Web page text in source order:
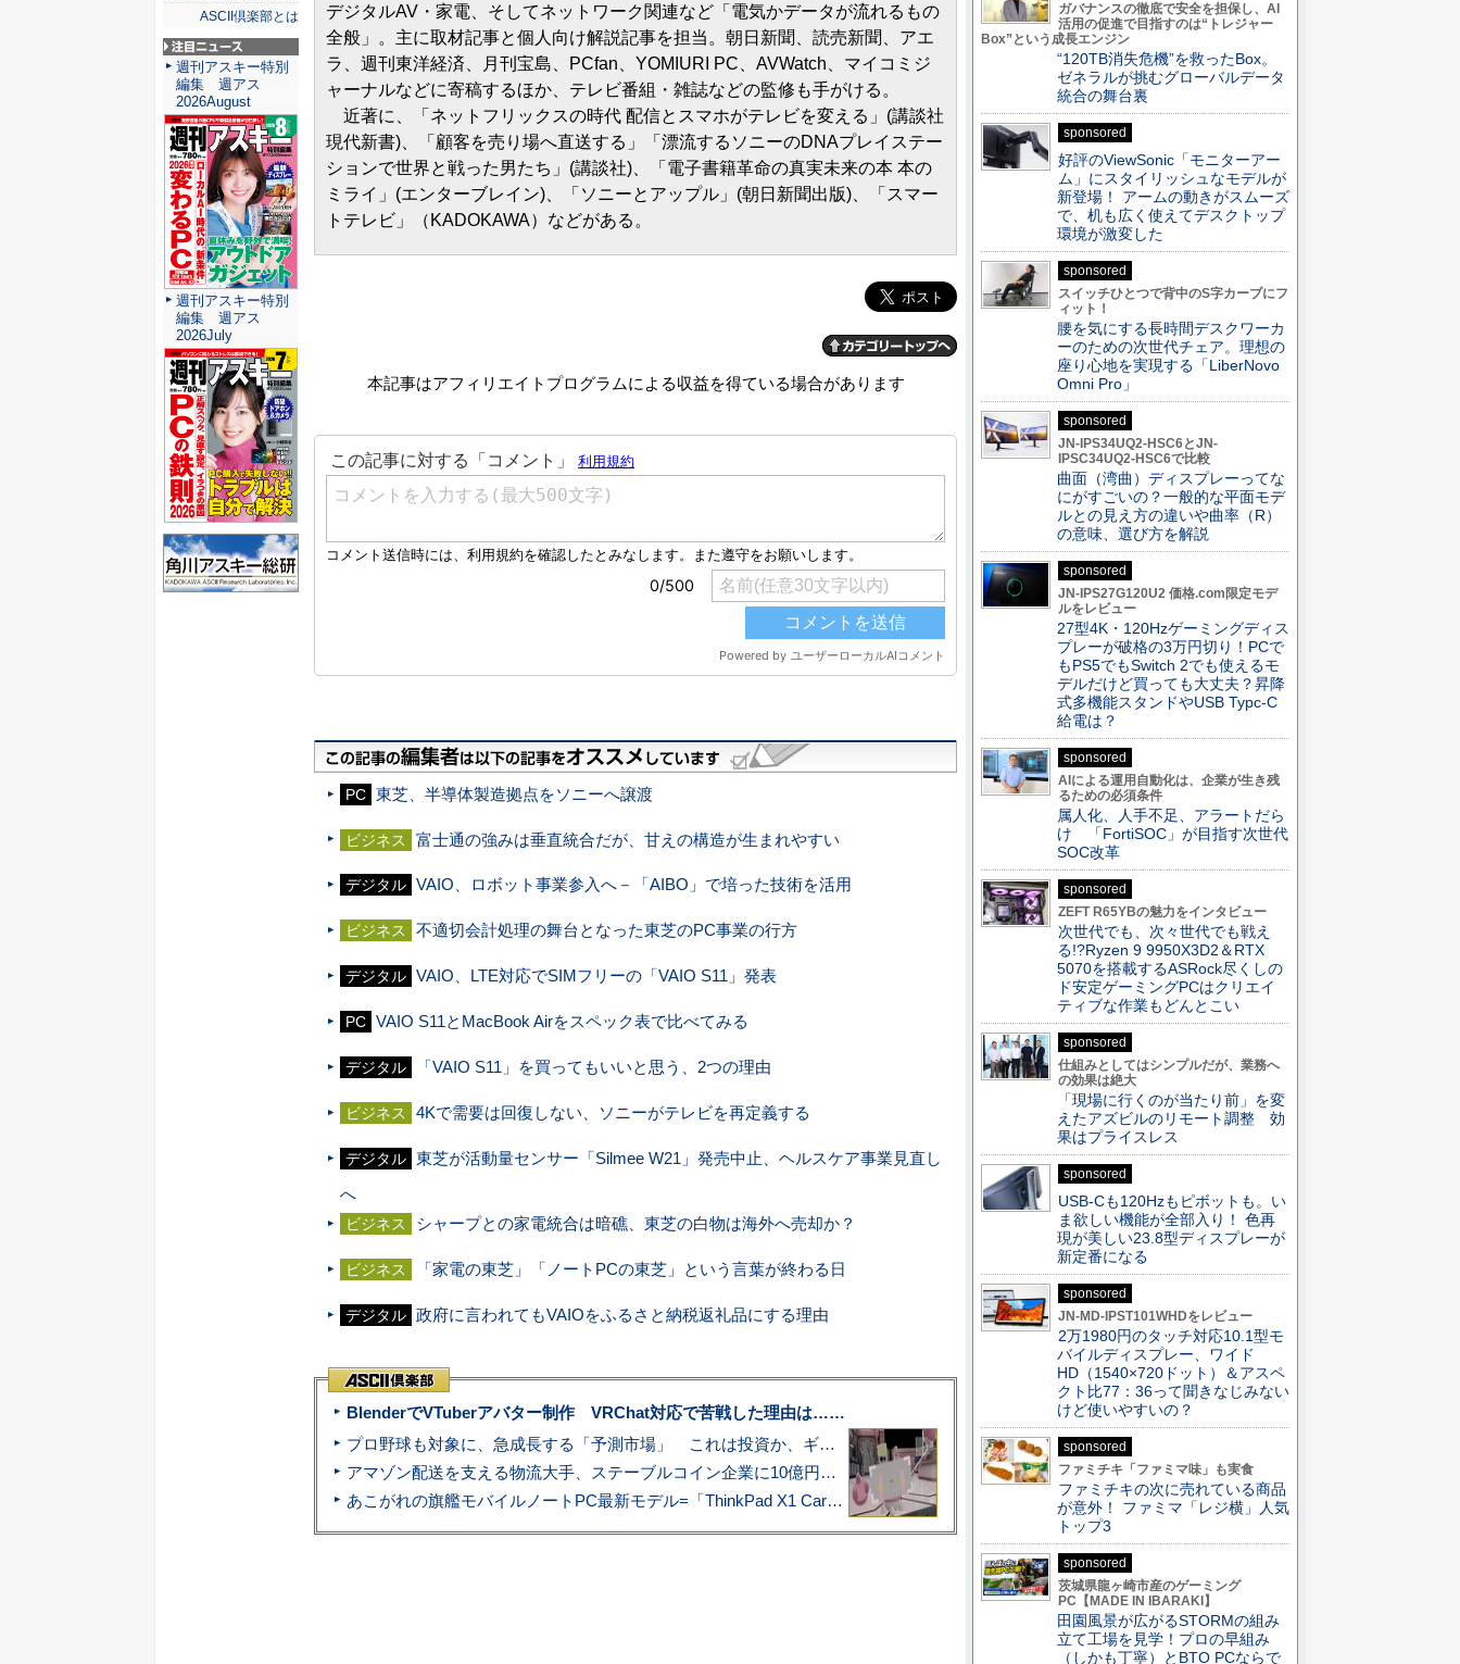
デジタルAV・家電、そしてネットワーク関連など「電気かデータが流れるもの
全般」。主に取材記事と個人向け解説記事を担当。朝日新聞、読売新聞、アエ
ラ、週刊東洋経済、月刊宝島、PCfan、YOMIURI PC、AVWatch、マイコミジ
ャーナルなどに寄稿するほか、テレビ番組・雑誌などの監修も手がける。
近著に、「ネットフリックスの時代 配信とスマホがテレビを変える」(講談社
現代新書)、「顧客を売り場へ直送する」「漂流するソニーのDNAプレイステー
ションで世界と戦った男たち」(講談社)、「電子書籍革命の真実未来の本 本の
ミライ」(エンターブレイン)、「ソニーとアップル」(朝日新聞出版)、「スマー
トテレビ」（KADOKAWA）などがある。
本記事はアフィリエイトプログラムによる収益を得ている場合があります
PC 東芝、半導体製造拠点をソニーへ譲渡
ビジネス 富士通の強みは垂直統合だが、甘えの構造が生まれやすい
デジタル VAIO、ロボット事業参入へ－「AIBO」で培った技術を活用
ビジネス 不適切会計処理の舞台となった東芝のPC事業の行方
デジタル VAIO、LTE対応でSIMフリーの「VAIO S11」発表
PC VAIO S11とMacBook Airをスペック表で比べてみる
デジタル 「VAIO S11」を買ってもいいと思う、2つの理由
ビジネス 4Kで需要は回復しない、ソニーがテレビを再定義する
デジタル 東芝が活動量センサー「Silmee W21」発売中止、ヘルスケア事業見直し
へ
ビジネス シャープとの家電統合は暗礁、東芝の白物は海外へ売却か？
ビジネス 「家電の東芝」「ノートPCの東芝」という言葉が終わる日
デジタル 政府に言われてもVAIOをふるさと納税返礼品にする理由
BlenderでVTuberアバター制作 VRChat対応で苦戦した理由は……
プロ野球も対象に、急成長する「予測市場」 これは投資か、ギャンブルか
アマゾン配送を支える物流大手、ステーブルコイン企業に10億円投資のワケ
あこがれの旗艦モバイルノートPC最新モデル=「ThinkPad X1 Carbon Gen 14 Aura Edition」実機レビュー
ASCII倶楽部とは
注目ニュース
週刊アスキー特別
編集 週アス
2026August
週刊アスキー特別
編集 週アス
2026July
ガバナンスの徹底で安全を担保し、AI
活用の促進で目指すのは“トレジャー
Box”という成長エンジン
“120TB消失危機”を救ったBox。
ゼネラルが挑むグローバルデータ
統合の舞台裏
sponsored
好評のViewSonic「モニターアー
ム」にスタイリッシュなモデルが
新登場！ アームの動きがスムーズ
で、机も広く使えてデスクトップ
環境が激変した
sponsored
スイッチひとつで背中のS字カーブにフ
ィット！
腰を気にする長時間デスクワーカ
ーのための次世代チェア。理想の
座り心地を実現する「LiberNovo
Omni Pro」
sponsored
JN-IPS34UQ2-HSC6とJN-
IPSC34UQ2-HSC6で比較
曲面（湾曲）ディスプレーってな
にがすごいの？一般的な平面モデ
ルとの見え方の違いや曲率（R）
の意味、選び方を解説
sponsored
JN-IPS27G120U2 価格.com限定モデ
ルをレビュー
27型4K・120Hzゲーミングディス
プレーが破格の3万円切り！PCで
もPS5でもSwitch 2でも使えるモ
デルだけど買っても大丈夫？昇降
式多機能スタンドやUSB Typc-C
給電は？
sponsored
AIによる運用自動化は、企業が生き残
るための必須条件
属人化、人手不足、アラートだら
け 「FortiSOC」が目指す次世代
SOC改革
sponsored
ZEFT R65YBの魅力をインタビュー
次世代でも、次々世代でも戦え
る!?Ryzen 9 9950X3D2＆RTX
5070を搭載するASRock尽くしの
ド安定ゲーミングPCはクリエイ
ティブな作業もどんとこい
sponsored
仕組みとしてはシンプルだが、業務へ
の効果は絶大
「現場に行くのが当たり前」を変
えたアズビルのリモート調整 効
果はプライスレス
sponsored
USB-Cも120Hzもピボットも。い
ま欲しい機能が全部入り！ 色再
現が美しい23.8型ディスプレーが
新定番になる
sponsored
JN-MD-IPST101WHDをレビュー
2万1980円のタッチ対応10.1型モ
バイルディスプレー、ワイド
HD（1540×720ドット）＆アスペ
クト比77：36って聞きなじみない
けど使いやすいの？
sponsored
ファミチキ「ファミマ味」も実食
ファミチキの次に売れている商品
が意外！ ファミマ「レジ横」人気
トップ3
sponsored
茨城県龍ヶ崎市産のゲーミング
PC【MADE IN IBARAKI】
田園風景が広がるSTORMの組み
立て工場を見学！プロの早組み
（しかも丁寧）とBTO PCならで